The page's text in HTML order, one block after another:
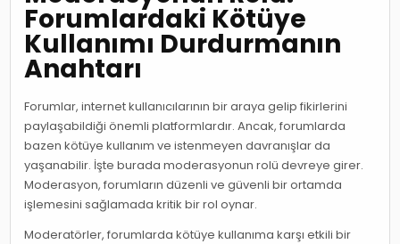
Forumlardaki Kötüye
Kullanımı Durdurmanın
Anahtarı
Forumlar, internet kullanıcılarının bir araya gelip fikirlerini
paylaşabildiği önemli platformlardır. Ancak, forumlarda
bazen kötüye kullanım ve istenmeyen davranışlar da
yaşanabilir. İşte burada moderasyonun rolü devreye girer.
Moderasyon, forumların düzenli ve güvenli bir ortamda
işlemesini sağlamada kritik bir rol oynar.
Moderatörler, forumlarda kötüye kullanıma karşı etkili bir